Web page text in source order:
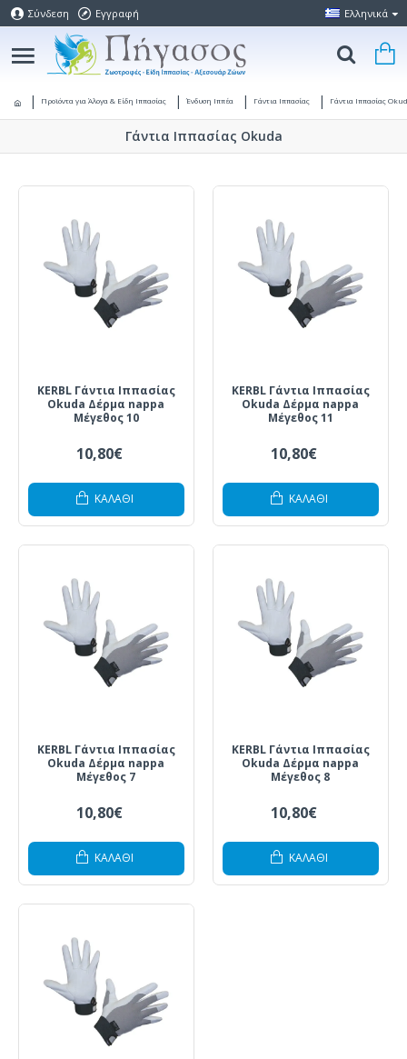
Σύνδεση Εγγραφή Ελληνικά
Προϊόντα για Άλογα & Είδη Ιππασίας Ένδυση Ιππέα Γάντια Ιππασίας Γάντια Ιππασίας
Γάντια Ιππασίας Okuda
KERBL Γάντια Ιππασίας
Okuda Δέρμα nappa
Μέγεθος 10
10,80€
ΚΑΛΆΘΙ
KERBL Γάντια Ιππασίας
Okuda Δέρμα nappa
Μέγεθος 11
10,80€
ΚΑΛΆΘΙ
KERBL Γάντια Ιππασίας
Okuda Δέρμα nappa
Μέγεθος 7
10,80€
ΚΑΛΆΘΙ
KERBL Γάντια Ιππασίας
Okuda Δέρμα nappa
Μέγεθος 8
10,80€
ΚΑΛΆΘΙ